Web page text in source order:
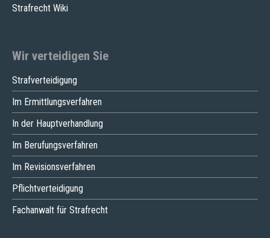
Strafrecht Wiki
Wir verteidigen Sie
Strafverteidigung
Im Ermittlungsverfahren
In der Hauptverhandlung
Im Berufungsverfahren
Im Revisionsverfahren
Pflichtverteidigung
Fachanwalt für Strafrecht